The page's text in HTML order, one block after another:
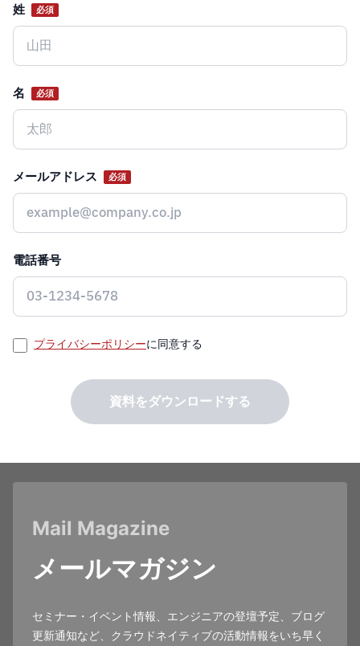
姓 必須
名 必須
メールアドレス 必須
電話番号
プライバシーポリシーに同意する
資料をダウンロードする
Mail Magazine
メールマガジン
セミナー・イベント情報、エンジニアの登壇予定、ブログ
更新通知など、クラウドネイティブの活動情報をいち早く